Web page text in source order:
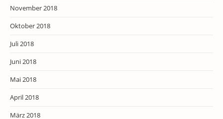
November 2018
Oktober 2018
Juli 2018
Juni 2018
Mai 2018
April 2018
März 2018